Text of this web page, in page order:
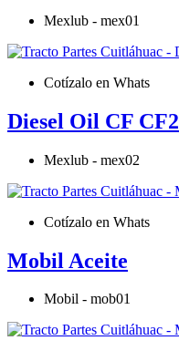
Mexlub - mex01
Cotízalo en Whats
Diesel Oil CF CF2
Mexlub - mex02
Cotízalo en Whats
Mobil Aceite
Mobil - mob01